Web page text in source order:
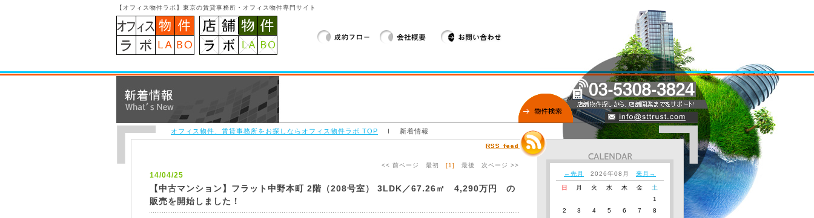
【オフィス物件ラボ】東京の賃貸事務所・オフィス物件専門サイト
オフィス物件、賃貸事務所をお探しならオフィス物件ラボ TOP ｌ 新着情報
<< 前ページ 最初 [1] 最後 次ページ >>
14/04/25
【中古マンション】フラット中野本町 2階（208号室） 3LDK／67.26㎡ 4,290万円 の
販売を開始しました！
←先月 2026年08月 来月→
日 月 火 水 木 金
土
1
2
3 4 5 6 7
8